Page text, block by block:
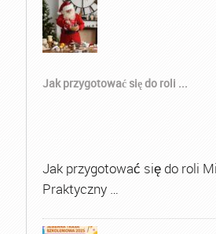
Jak przygotować się do roli ...
Jak przygotować się do roli
Praktyczny …